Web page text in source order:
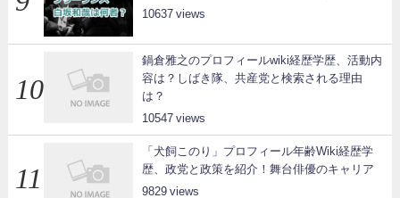
10637
鍋倉雅之のプロフィールwiki経歴学歴、活動内
容は？しばき隊、共産党と検索される理由
は？
10547
「犬飼このり」プロフィール年齢Wiki経歴学
歴、政党と政策を紹介！舞台俳優のキャリア
9829